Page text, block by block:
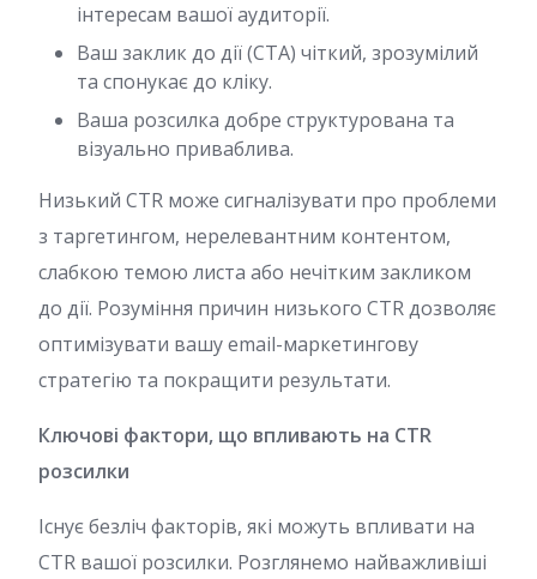
інтересам вашої аудиторії.
Ваш заклик до дії (CTA) чіткий, зрозумілий
та спонукає до кліку.
Ваша розсилка добре структурована та
візуально приваблива.
Низький CTR може сигналізувати про проблеми
з таргетингом, нерелевантним контентом,
слабкою темою листа або нечітким закликом
до дії. Розуміння причин низького CTR дозволяє
оптимізувати вашу email-маркетингову
стратегію та покращити результати.
Ключові фактори, що впливають на CTR
розсилки
Існує безліч факторів, які можуть впливати на
CTR вашої розсилки. Розглянемо найважливіші